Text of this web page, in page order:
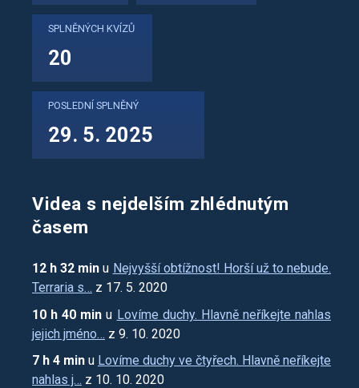
SPLNĚNÝCH KVÍZŮ
20
POSLEDNÍ SPLNĚNÝ
29. 5. 2025
Videa s nejdelším zhlédnutým
časem
12 h 32 min u Nejvyšší obtížnost! Horší už to nebude.
Terraria s… z 17. 5. 2020
10 h 40 min u Lovíme duchy. Hlavně neříkejte nahlas
jejich jméno… z 9. 10. 2020
7 h 4 min u Lovíme duchy ve čtyřech. Hlavně neříkejte
nahlas j… z 10. 10. 2020